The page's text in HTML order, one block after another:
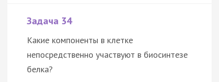
Задача 34
Какие компоненты в клетке
непосредственно участвуют в биосинтезе
белка?